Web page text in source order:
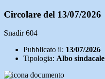
Circolare del 13/07/2026
Snadir 604
Pubblicato il: 13/07/2026
Tipologia: Albo sindacale